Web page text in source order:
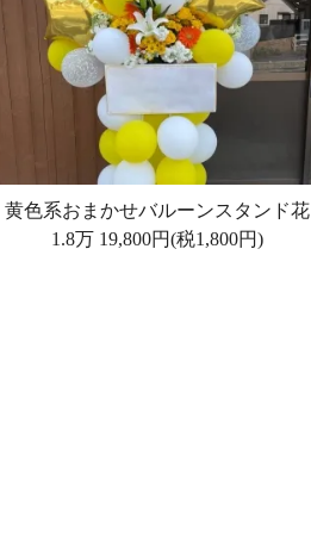
黄色系おまかせバルーンスタンド花
1.8万19,800円(税1,800円)